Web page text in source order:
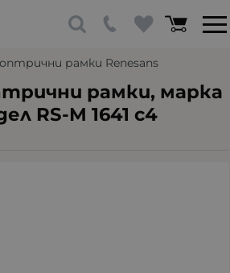
рамки Renesans
рамки, марка
RS-M 1641 с4